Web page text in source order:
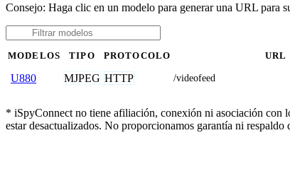
Consejo: Haga clic en un modelo para generar una URL para
MODELOS TIPO PROTOCOLO URL
U880 MJPEG HTTP /videofeed
* iSpyConnect no tiene afiliación, conexión ni asociación con
estar desactualizados. No proporcionamos garantía ni